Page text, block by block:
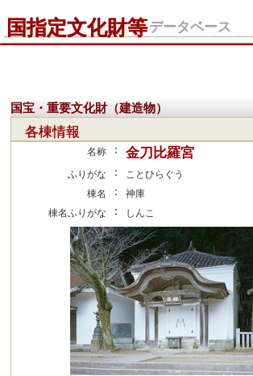
国指定文化財等データベース
国宝・重要文化財（建造物）
各棟情報
名称 ： 金刀比羅宮
ふりがな ：
ことひらぐう
棟名
：
神庫
棟名ふりがな
： しんこ